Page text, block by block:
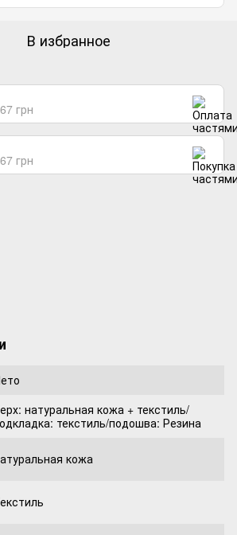
В избранное
грн
грн
натуральная кожа + текстиль/
текстиль/подошва: Резина
кожа